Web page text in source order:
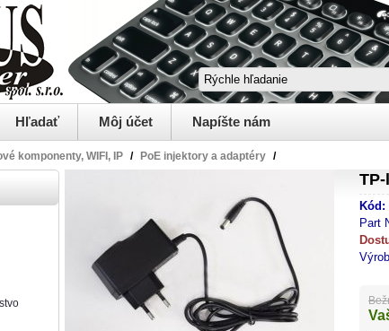
Hľadať Môj účet Napíšte nám
komponenty, WIFI, IP / PoE injektory a adaptéry /
Kód:
Part